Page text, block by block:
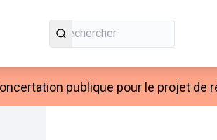
publique pour le projet de